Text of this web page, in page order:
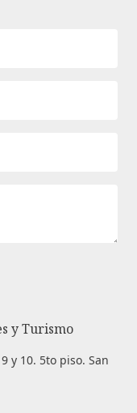
y Turismo
y 10. 5to piso. San